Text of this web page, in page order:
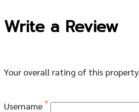
Write a Review
Your overall rating of this property
Username *